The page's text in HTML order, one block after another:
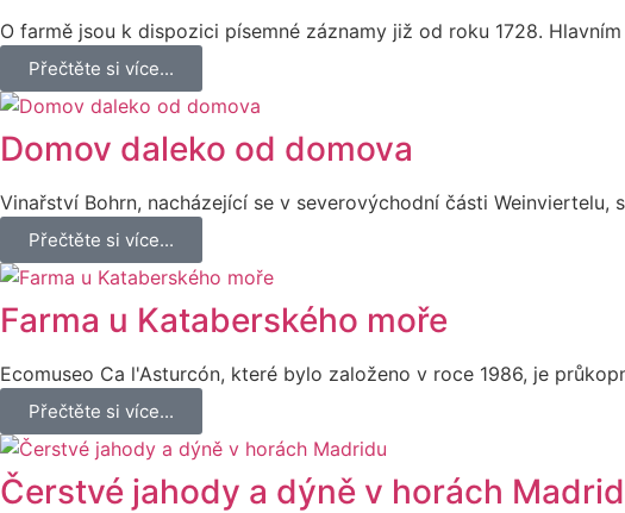
O farmě jsou k dispozici písemné záznamy již od roku 1728.
Přečtěte si více...
Domov daleko od domova
Vinařství Bohrn, nacházející se v severovýchodní části
Přečtěte si více...
Farma u Kataberského moře
Ecomuseo Ca l'Asturcón, které bylo založeno v roce 1986, je
Přečtěte si více...
Čerstvé jahody a dýně v horách